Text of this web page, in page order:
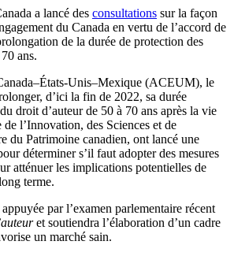
a lancé des consultations sur la façon
du Canada en vertu de l’accord de
de la durée de protection des
ans.
Unis–Mexique (ACEUM), le
d’ici la fin de 2022, sa durée
droit d’auteur de 50 à 70 ans après la vie
l’Innovation, des Sciences et de
du Patrimoine canadien, ont lancé une
déterminer s’il faut adopter des mesures
atténuer les implications potentielles de
terme.
appuyée par l’examen parlementaire récent
et soutiendra l’élaboration d’un cadre
un marché sain.